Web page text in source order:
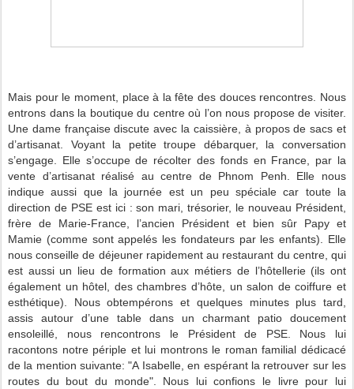
Mais pour le moment, place à la fête des douces rencontres. Nous
entrons dans la boutique du centre où l’on nous propose de visiter.
Une dame française discute avec la caissière, à propos de sacs et
d’artisanat. Voyant la petite troupe débarquer, la conversation
s’engage. Elle s’occupe de récolter des fonds en France, par la
vente d’artisanat réalisé au centre de Phnom Penh. Elle nous
indique aussi que la journée est un peu spéciale car toute la
direction de PSE est ici : son mari, trésorier, le nouveau Président,
frère de Marie-France, l’ancien Président et bien sûr Papy et
Mamie (comme sont appelés les fondateurs par les enfants). Elle
nous conseille de déjeuner rapidement au restaurant du centre, qui
est aussi un lieu de formation aux métiers de l’hôtellerie (ils ont
également un hôtel, des chambres d’hôte, un salon de coiffure et
esthétique). Nous obtempérons et quelques minutes plus tard,
assis autour d’une table dans un charmant patio doucement
ensoleillé, nous rencontrons le Président de PSE. Nous lui
racontons notre périple et lui montrons le roman familial dédicacé
de la mention suivante: "A Isabelle, en espérant la retrouver sur les
routes du bout du monde". Nous lui confions le livre pour lui